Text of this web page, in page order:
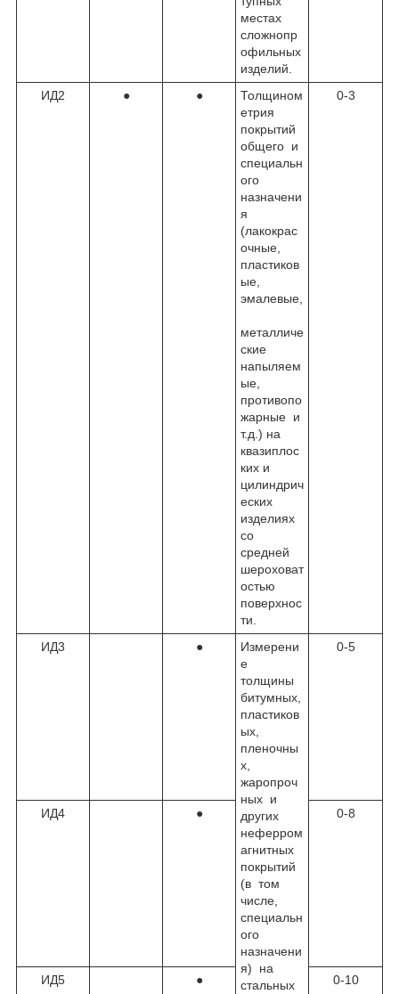
местах
сложнопр
офильных
изделий.
ИД2
● ●
Толщином
етрия
покрытий
общего и
специальн
ого
назначени
я
(лакокрас
очные,
пластиков
ые,
эмалевые,
металличе
ские
напыляем
ые,
противопо
жарные и
т.д.) на
квазиплос
ких и
цилиндрич
еских
изделиях
со
средней
шероховат
остью
поверхнос
ти.
0-3
ИД3 ●
Измерени
е
толщины
битумных,
пластиков
ых,
пленочны
х,
жаропроч
ных и
других
неферром
агнитных
покрытий
(в том
числе,
специальн
ого
назначени
я) на
стальных
0-5
ИД4 ● 0-8
ИД5 ● 0-10